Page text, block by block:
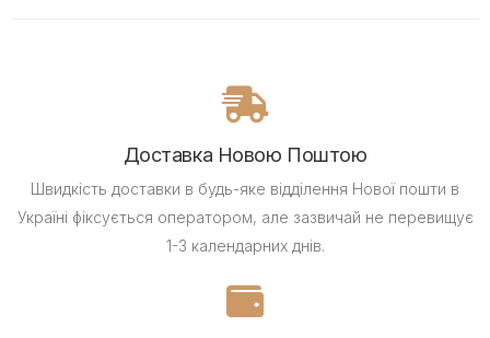
Доставка Новою Поштою
Швидкість доставки в будь-яке відділення Нової пошти в
Україні фіксується оператором, але зазвичай не перевищує
1-3 календарних днів.